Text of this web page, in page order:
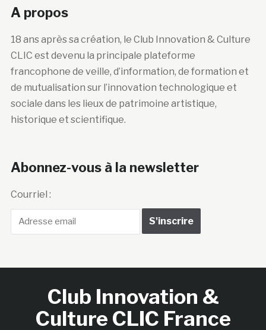
A propos
18 ans après sa création, le Club Innovation & Culture
CLIC est devenu la principale plateforme
francophone de veille, d’information, de formation et
de mutualisation sur l’innovation technologique et
sociale dans les lieux de patrimoine artistique,
historique et scientifique.
Abonnez-vous à la newsletter
Courriel :
Club Innovation &
Culture CLIC France